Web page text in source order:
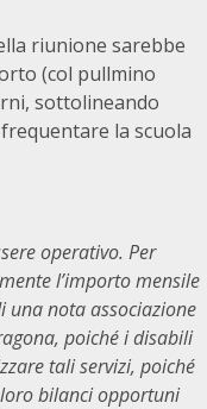
riunione sarebbe
(col pullmino
sottolineando
la scuola
operativo. Per
l’importo mensile
una nota associazione
poiché i disabili
tali servizi, poiché
bilanci opportuni